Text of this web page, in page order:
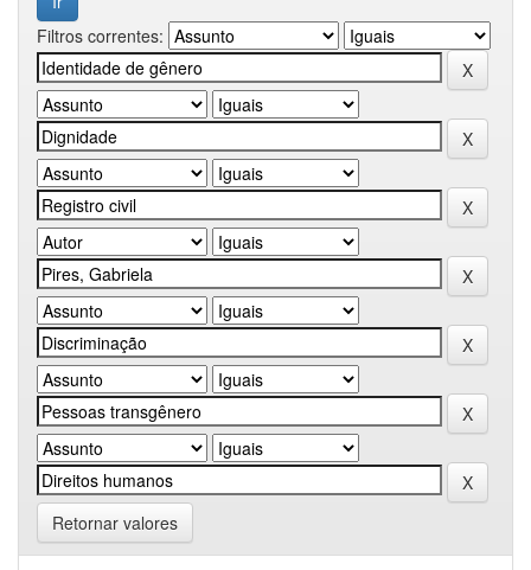
Filtros correntes:
Retornar valores